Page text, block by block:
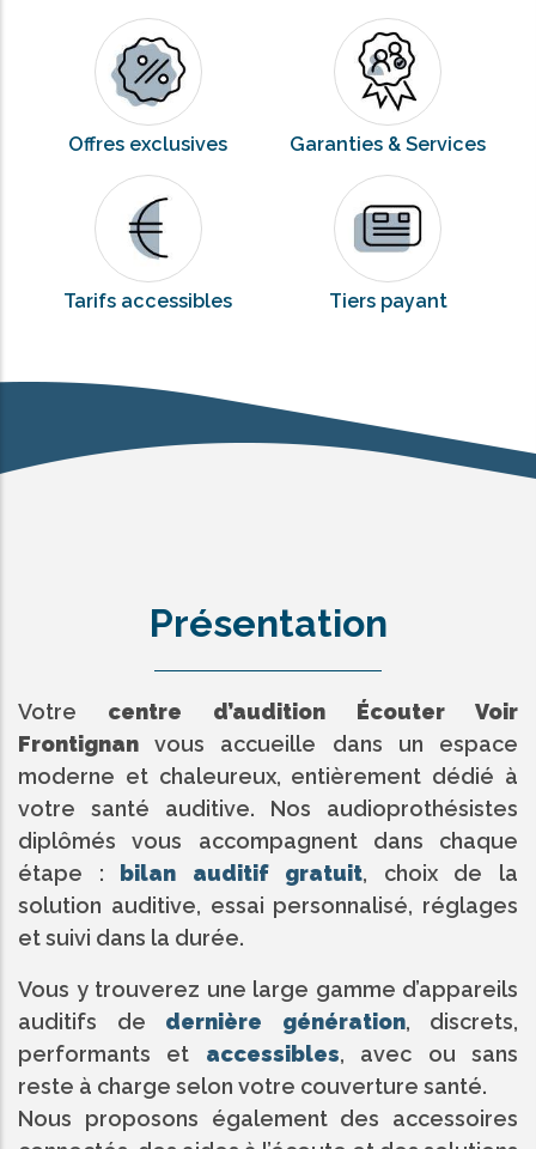
Offres exclusives Garanties & Services
Tarifs accessibles Tiers payant
Présentation
Votre centre d’audition Écouter Voir
Frontignan vous accueille dans un espace
moderne et chaleureux, entièrement dédié à
votre santé auditive. Nos audioprothésistes
diplômés vous accompagnent dans chaque
étape :
bilan auditif gratuit, choix de la
solution auditive, essai personnalisé, réglages
et suivi dans la durée.
Vous y trouverez une large gamme d’appareils
auditifs de dernière génération, discrets,
performants et accessibles, avec ou sans
reste à charge selon votre couverture santé.
Nous proposons également des accessoires